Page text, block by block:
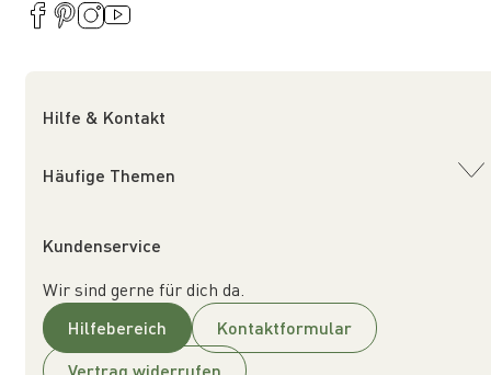
Hilfe & Kontakt
Häufige Themen
Kundenservice
Wir sind gerne für dich da.
Hilfebereich
Kontaktformular
Vertrag widerrufen